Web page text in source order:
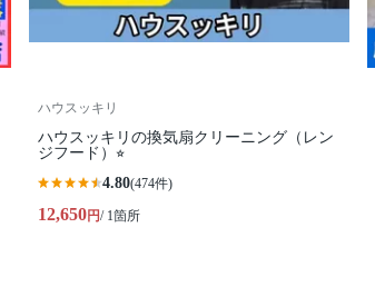
ハウスッキリ
ハウスッキリの換気扇クリーニング（レン
ジフード）⭐︎
4.80(474件)
12,650円/ 1箇所